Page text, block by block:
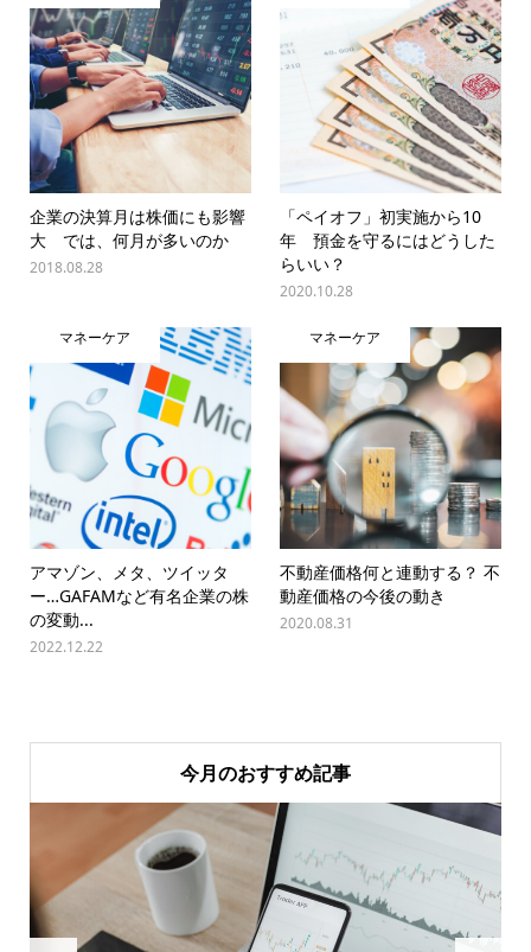
企業の決算月は株価にも影響
大 では、何月が多いのか
2018.08.28
「ペイオフ」初実施から10
年 預金を守るにはどうした
らいい？
2020.10.28
マネーケア
アマゾン、メタ、ツイッタ
ー…GAFAMなど有名企業の株
の変動...
2022.12.22
マネーケア
不動産価格何と連動する？ 不
動産価格の今後の動き
2020.08.31
今月のおすすめ記事